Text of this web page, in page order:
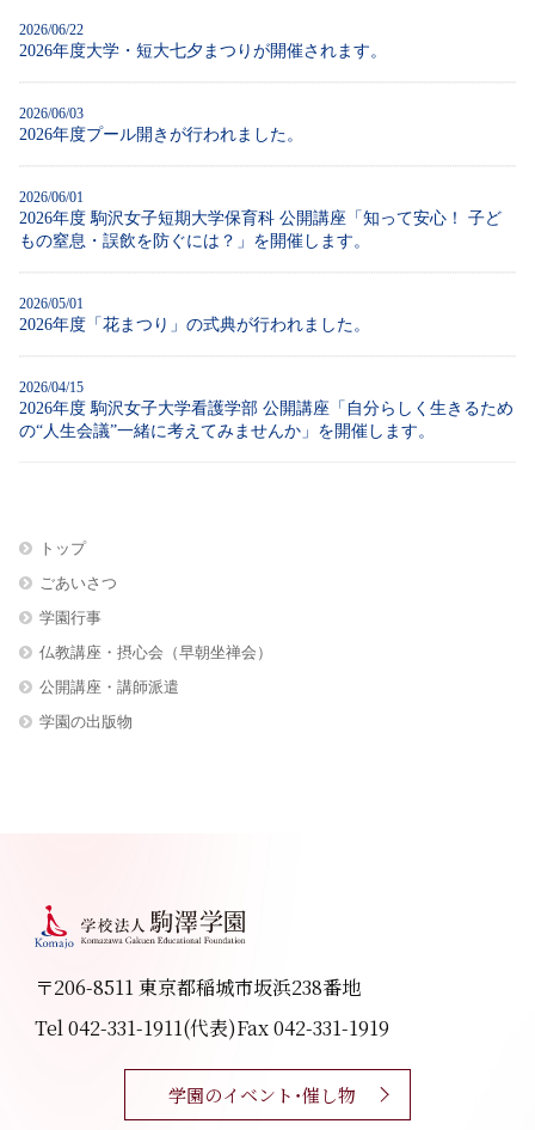
2026/06/22
2026年度大学・短大七夕まつりが開催されます。
2026/06/03
2026年度プール開きが行われました。
2026/06/01
2026年度 駒沢女子短期大学保育科 公開講座「知って安心！ 子ど
もの窒息・誤飲を防ぐには？」を開催します。
2026/05/01
2026年度「花まつり」の式典が行われました。
2026/04/15
2026年度 駒沢女子大学看護学部 公開講座「自分らしく生きるため
の“人生会議”一緒に考えてみませんか」を開催します。
トップ
ごあいさつ
学園行事
仏教講座・摂心会（早朝坐禅会）
公開講座・講師派遣
学園の出版物
〒206-8511 東京都稲城市坂浜238番地
Tel 042-331-1911(代表)Fax 042-331-1919
学園のイベント・催し物